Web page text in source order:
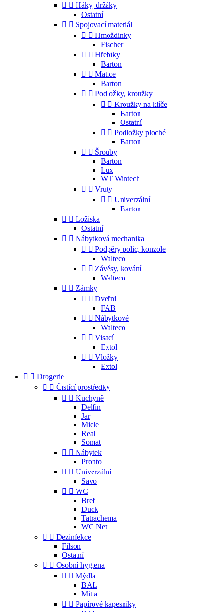
  Háky, držáky
Ostatní
  Spojovací materiál
  Hmoždinky
Fischer
  Hřebíky
Barton
  Matice
Barton
  Podložky, kroužky
  Kroužky na klíče
Barton
Ostatní
  Podložky ploché
Barton
  Šrouby
Barton
Lux
WT Wintech
  Vruty
  Univerzální
Barton
  Ložiska
Ostatní
  Nábytková mechanika
  Podpěry polic, konzole
Walteco
  Závěsy, kování
Walteco
  Zámky
  Dveřní
FAB
  Nábytkové
Walteco
  Visací
Extol
  Vložky
Extol
  Drogerie
  Čistící prostředky
  Kuchyně
Delfin
Jar
Miele
Real
Somat
  Nábytek
Pronto
  Univerzální
Savo
  WC
Bref
Duck
Tatrachema
WC Net
  Dezinfekce
Filson
Ostatní
  Osobní hygiena
  Mýdla
BAL
Mitia
  Papírové kapesníky